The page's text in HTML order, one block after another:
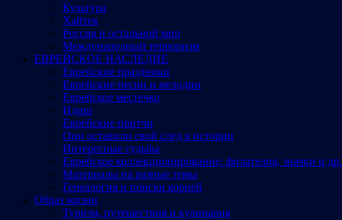
Культура
Хайтек
Россия и остальной мир
Международный терроризм
ЕВРЕЙСКОЕ НАСЛЕДИЕ
Еврейские праздники
Еврейские песни и мелодии
Еврейское местечко
Идиш
Еврейские притчи
Они оставили свой след в истории
Интересные судьбы
Еврейское коллекционирование: филателия, значки и др.
Материалы на разные темы
Генеалогия и поиски корней
Образ жизни
Туризм, путешествия и кулинария